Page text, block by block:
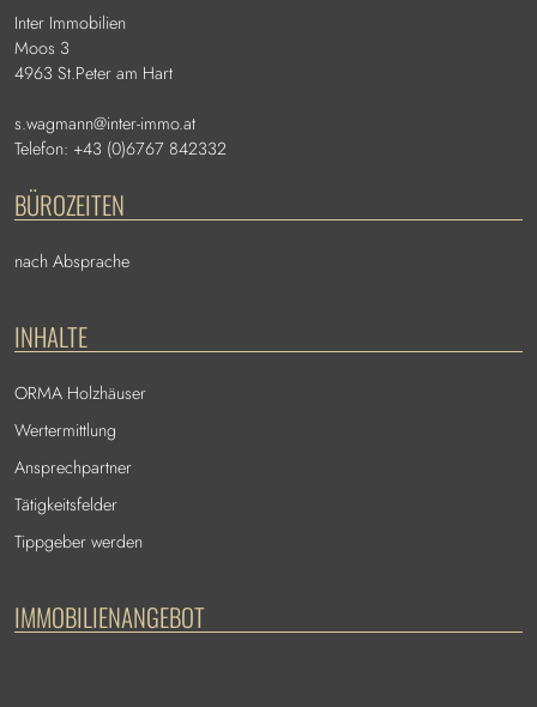
Inter Immobilien
Moos 3
4963 St.Peter am Hart
s.wagmann@inter-immo.at
Telefon: +43 (0)6767 842332
BÜROZEITEN
nach Absprache
INHALTE
ORMA Holzhäuser
Wertermittlung
Ansprechpartner
Tätigkeitsfelder
Tippgeber werden
IMMOBILIENANGEBOT